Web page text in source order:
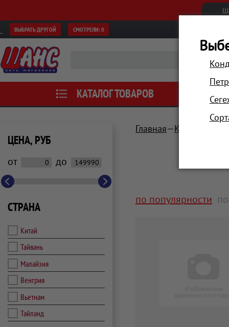
ВЫБРАТЬ ДРУГОЙ СМОТРЕЛИ:0
КАТАЛОГ ТОВАРОВ АКЦИИ
ЦЕНА, РУБ
от до
СТРАНА
Китай
Тайвань
Малайзия
Венгрия
Вьетнам
Тайланд
Главная Компьютеры
по популярности